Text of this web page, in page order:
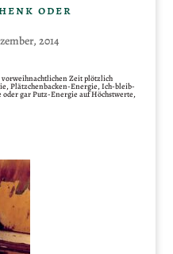
oder
2014
Zeit plötzlich
Plätzchenbacken-Energie, Ich-bleib-
gar Putz-Energie auf Höchstwerte,